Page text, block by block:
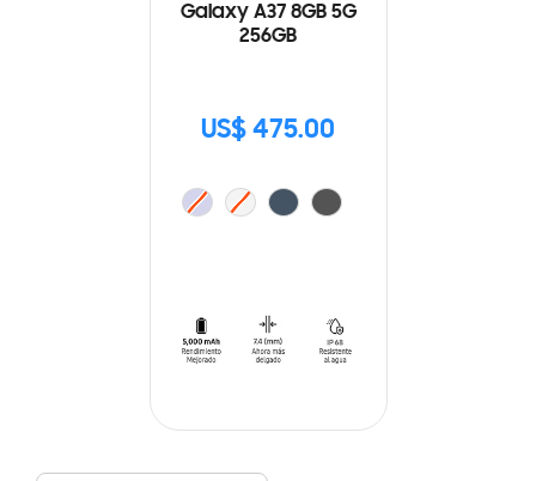
Galaxy A37 8GB 5G
256GB
US$ 475.00